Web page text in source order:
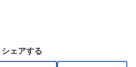
シェアする